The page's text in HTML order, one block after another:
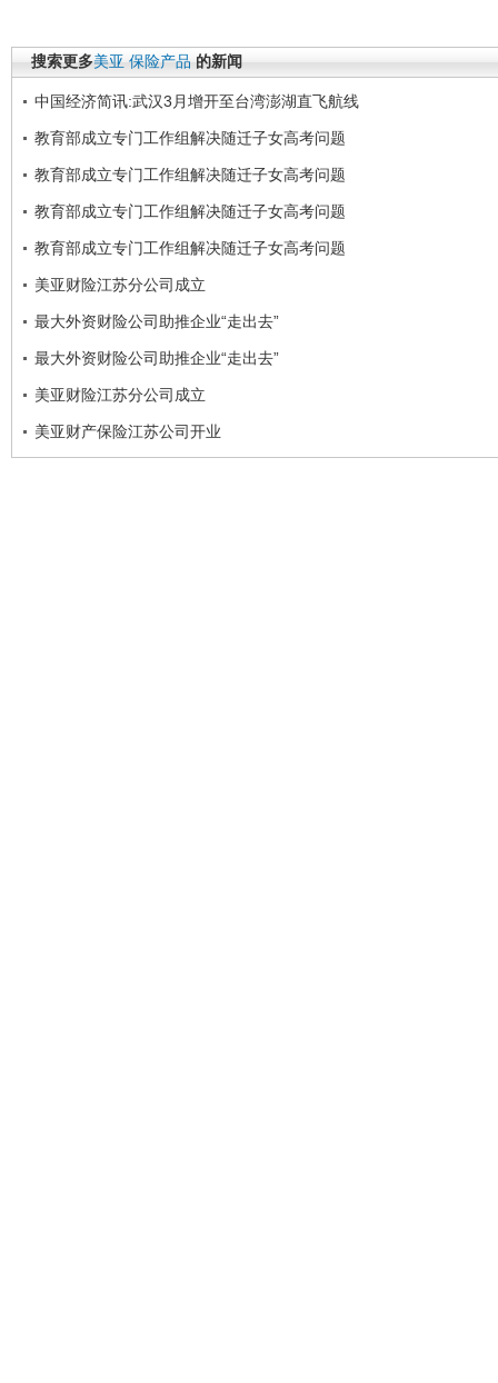
搜索更多美亚 保险产品 的新闻
中国经济简讯:武汉3月增开至台湾澎湖直飞航线
教育部成立专门工作组解决随迁子女高考问题
教育部成立专门工作组解决随迁子女高考问题
教育部成立专门工作组解决随迁子女高考问题
教育部成立专门工作组解决随迁子女高考问题
美亚财险江苏分公司成立
最大外资财险公司助推企业“走出去”
最大外资财险公司助推企业“走出去”
美亚财险江苏分公司成立
美亚财产保险江苏公司开业